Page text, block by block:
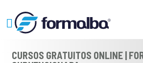
CURSOS GRATUITOS ONLINE |